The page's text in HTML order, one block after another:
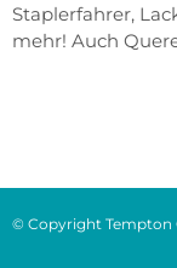
Staplerfahrer,
mehr! Auch
© Copyright Tempton